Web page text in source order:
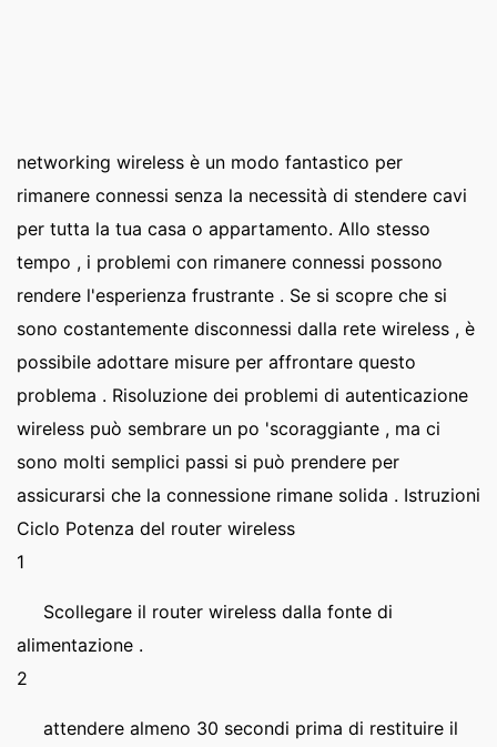
networking wireless è un modo fantastico per
rimanere connessi senza la necessità di stendere cavi
per tutta la tua casa o appartamento. Allo stesso
tempo , i problemi con rimanere connessi possono
rendere l'esperienza frustrante . Se si scopre che si
sono costantemente disconnessi dalla rete wireless , è
possibile adottare misure per affrontare questo
problema . Risoluzione dei problemi di autenticazione
wireless può sembrare un po 'scoraggiante , ma ci
sono molti semplici passi si può prendere per
assicurarsi che la connessione rimane solida . Istruzioni
Ciclo Potenza del router wireless
1
Scollegare il router wireless dalla fonte di
alimentazione .
2
attendere almeno 30 secondi prima di restituire il